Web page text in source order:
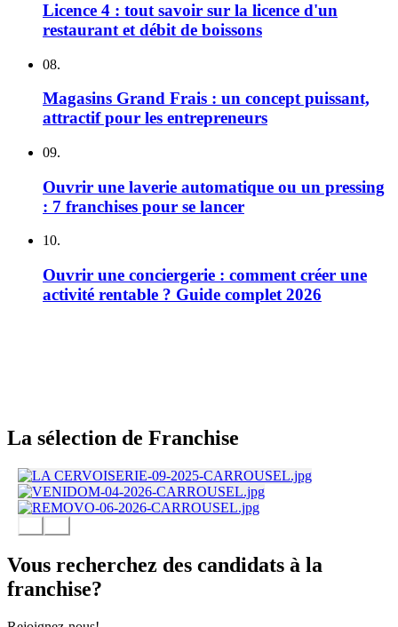
Licence 4 : tout savoir sur la licence d'un
restaurant et débit de boissons
08.
Magasins Grand Frais : un concept puissant,
attractif pour les entrepreneurs
09.
Ouvrir une laverie automatique ou un pressing
: 7 franchises pour se lancer
10.
Ouvrir une conciergerie : comment créer une
activité rentable ? Guide complet 2026
La sélection de Franchise
Vous recherchez des candidats à la
franchise?